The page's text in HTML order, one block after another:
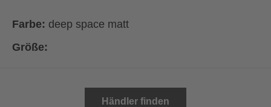
Farbe: deep space matt
Größe:
Händler finden